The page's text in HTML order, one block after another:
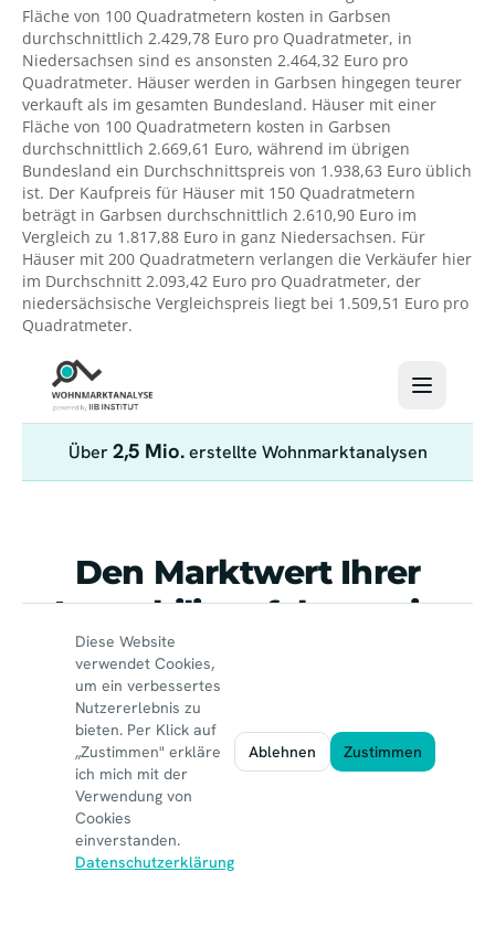
Fläche von 100 Quadratmetern kosten in Garbsen
durchschnittlich 2.429,78 Euro pro Quadratmeter, in
Niedersachsen sind es ansonsten 2.464,32 Euro pro
Quadratmeter. Häuser werden in Garbsen hingegen teurer
verkauft als im gesamten Bundesland. Häuser mit einer
Fläche von 100 Quadratmetern kosten in Garbsen
durchschnittlich 2.669,61 Euro, während im übrigen
Bundesland ein Durchschnittspreis von 1.938,63 Euro üblich
ist. Der Kaufpreis für Häuser mit 150 Quadratmetern
beträgt in Garbsen durchschnittlich 2.610,90 Euro im
Vergleich zu 1.817,88 Euro in ganz Niedersachsen. Für
Häuser mit 200 Quadratmetern verlangen die Verkäufer hier
im Durchschnitt 2.093,42 Euro pro Quadratmeter, der
niedersächsische Vergleichspreis liegt bei 1.509,51 Euro pro
Quadratmeter.